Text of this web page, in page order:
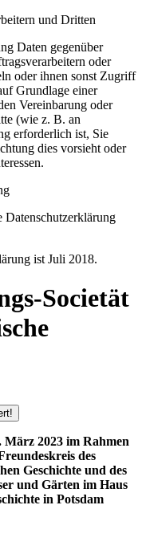
und Dritten
Daten gegenüber
oder
oder ihnen sonst Zugriff
Grundlage einer
Vereinbarung oder
(wie z. B. an
erforderlich ist, Sie
dies vorsieht oder
Datenschutzerklärung
ist Juli 2018.
Societät
2023 im Rahmen
des
Geschichte und des
und Gärten im Haus
in Potsdam